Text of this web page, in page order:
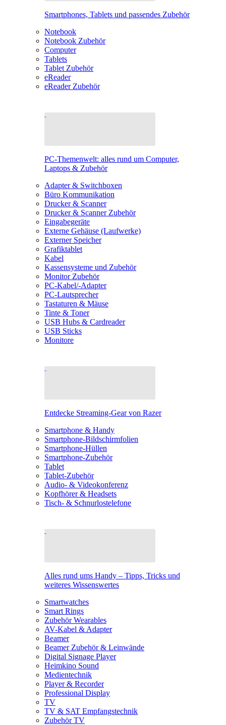
Smartphones, Tablets und passendes Zubehör
Notebook
Notebook Zubehör
Computer
Tablets
Tablet Zubehör
eReader
eReader Zubehör
PC-Themenwelt: alles rund um Computer,
Laptops & Zubehör
Adapter & Switchboxen
Büro Kommunikation
Drucker & Scanner
Drucker & Scanner Zubehör
Eingabegeräte
Externe Gehäuse (Laufwerke)
Externer Speicher
Grafiktablet
Kabel
Kassensysteme und Zubehör
Monitor Zubehör
PC-Kabel/-Adapter
PC-Lautsprecher
Tastaturen & Mäuse
Tinte & Toner
USB Hubs & Cardreader
USB Sticks
Monitore
Entdecke Streaming-Gear von Razer
Smartphone & Handy
Smartphone-Bildschirmfolien
Smartphone-Hüllen
Smartphone-Zubehör
Tablet
Tablet-Zubehör
Audio- & Videokonferenz
Kopfhörer & Headsets
Tisch- & Schnurlostelefone
Alles rund ums Handy – Tipps, Tricks und
weiteres Wissenswertes
Smartwatches
Smart Rings
Zubehör Wearables
AV-Kabel & Adapter
Beamer
Beamer Zubehör & Leinwände
Digital Signage Player
Heimkino Sound
Medientechnik
Player & Recorder
Professional Display
TV
TV & SAT Empfangstechnik
Zubehör TV